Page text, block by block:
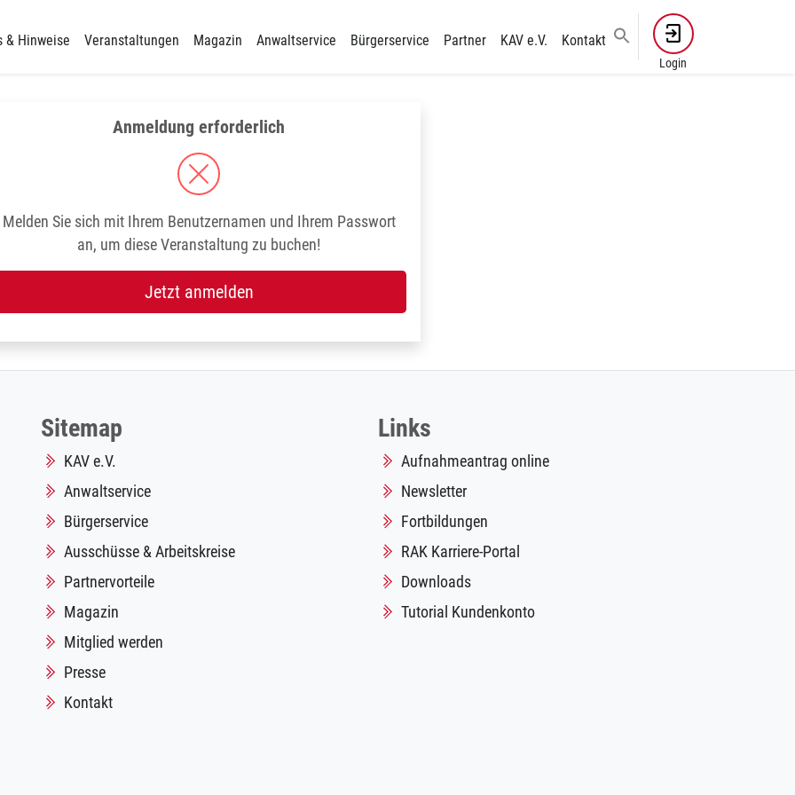
& Hinweise Veranstaltungen Magazin Anwaltservice Bürgerservice Partner KAV e.V. Kontakt
Anmeldung erforderlich
Melden Sie sich mit Ihrem Benutzernamen und Ihrem Passwort
an, um diese Veranstaltung zu buchen!
Jetzt anmelden
Sitemap
KAV e.V.
Anwaltservice
Bürgerservice
Ausschüsse & Arbeitskreise
Partnervorteile
Magazin
Mitglied werden
Presse
Kontakt
Links
Aufnahmeantrag online
Newsletter
Fortbildungen
RAK Karriere-Portal
Downloads
Tutorial Kundenkonto